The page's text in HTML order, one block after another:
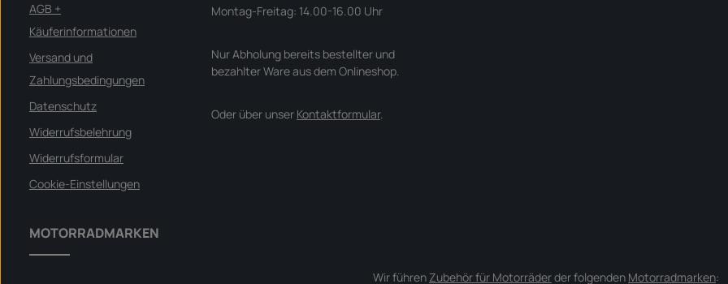
AGB +
Käuferinformationen
Versand und
Zahlungsbedingungen
Datenschutz
Widerrufsbelehrung
Widerrufsformular
Cookie-Einstellungen
Montag-Freitag: 14.00-16.00 Uhr
Nur Abholung bereits bestellter und
bezahlter Ware aus dem Onlineshop.
Oder über unser Kontaktformular.
MOTORRADMARKEN
Wir führen Zubehör für Motorräderder folgenden Motorradmarken: